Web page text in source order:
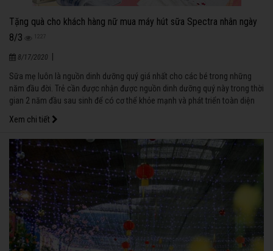
Tặng quà cho khách hàng nữ mua máy hút sữa Spectra nhân ngày
8/3
1227
8/17/2020
Sữa mẹ luôn là nguồn dinh dưỡng quý giá nhất cho các bé trong những
năm đầu đời. Trẻ cần được nhận được nguồn dinh dưỡng quý này trong thời
gian 2 năm đầu sau sinh để có cơ thể khỏe mạnh và phát triển toàn diện
Xem chi tiết